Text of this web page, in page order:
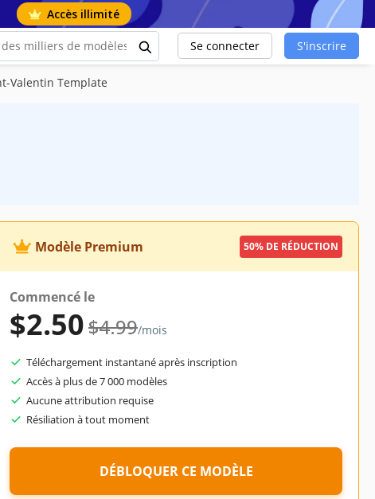
Accès illimité
Se connecter S'inscrire
Valentin Template
Modèle Premium 50% DE RÉDUCTION
Commencé le
$2.50$4.99/mois
Téléchargement instantané après inscription
Accès à plus de 7 000 modèles
Aucune attribution requise
Résiliation à tout moment
DÉBLOQUER CE MODÈLE